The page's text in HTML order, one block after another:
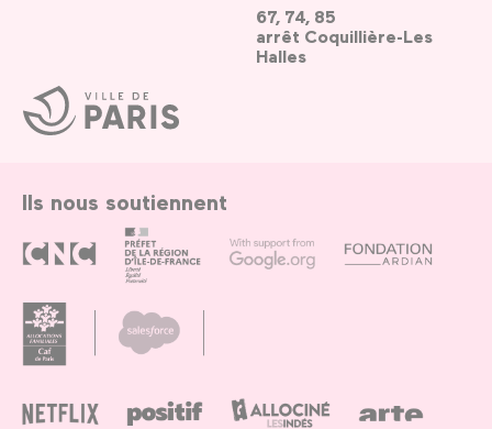
Ville
de
Paris
67, 74, 85
arrêt Coquillière-Les
Halles
Ils nous soutiennent